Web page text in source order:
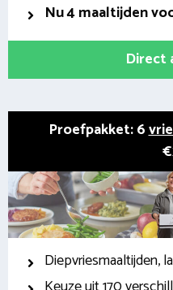
Nu4 maaltijden
Direct
Proefpakket: 6
Diepvriesmaaltijden,